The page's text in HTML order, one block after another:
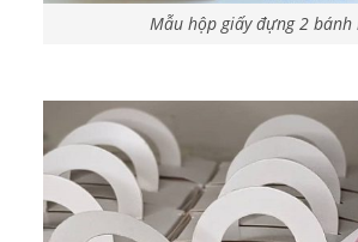
Mẫu hộp giấy đựng 2 bánh